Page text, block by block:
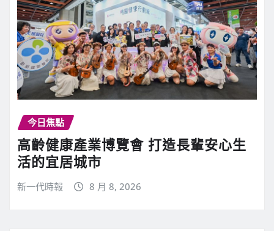
今日焦點
高齡健康產業博覽會 打造長輩安心生
活的宜居城市
新一代時報 8 月 8, 2026